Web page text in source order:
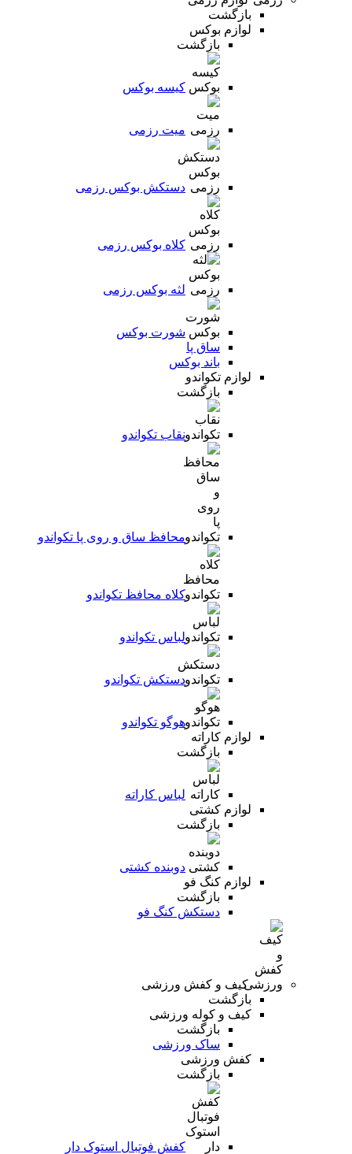
بازگشت
لوازم بوکس
بازگشت
کیسه بوکس
میت رزمی
دستکش بوکس رزمی
کلاه بوکس رزمی
لثه بوکس رزمی
شورت بوکس
ساق پا
باند بوکس
لوازم تکواندو
بازگشت
نقاب تکواندو
محافظ ساق و روی پا تکواندو
کلاه محافظ تکواندو
لباس تکواندو
دستکش تکواندو
هوگو تکواندو
لوازم کاراته
بازگشت
لباس کاراته
لوازم کشتی
بازگشت
دوبنده کشتی
لوازم کنگ فو
بازگشت
دستکش کنگ فو
کیف و کفش ورزشی
بازگشت
کیف و کوله ورزشی
بازگشت
ساک ورزشی
کفش ورزشی
بازگشت
کفش فوتبال استوک دار